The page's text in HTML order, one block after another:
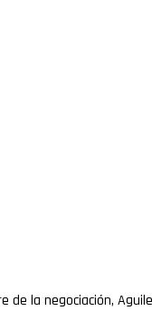
de la negociación,